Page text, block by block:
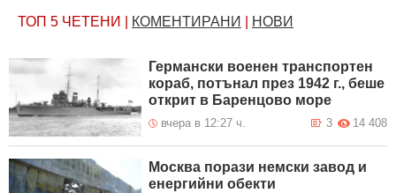
ТОП 5 ЧЕТЕНИ КОМЕНТИРАНИ НОВИ
Германски военен транспортен
кораб, потънал през 1942 г., беше
открит в Баренцово море
вчера в 12:27 ч. 14 408
3
Москва порази немски завод и
енергийни обекти